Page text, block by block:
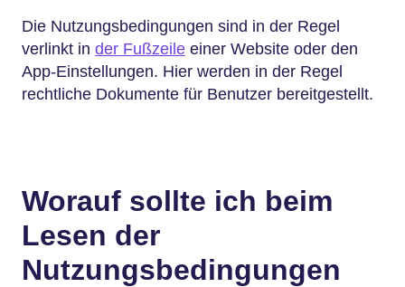
Die Nutzungsbedingungen sind in der Regel
verlinkt in der Fußzeile einer Website oder den
App-Einstellungen. Hier werden in der Regel
rechtliche Dokumente für Benutzer bereitgestellt.
Worauf sollte ich beim
Lesen der
Nutzungsbedingungen